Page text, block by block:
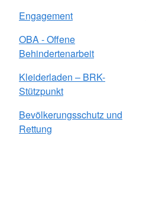
Engagement
OBA - Offene
Behindertenarbeit
Kleiderladen – BRK-
Stützpunkt
Bevölkerungsschutz und
Rettung